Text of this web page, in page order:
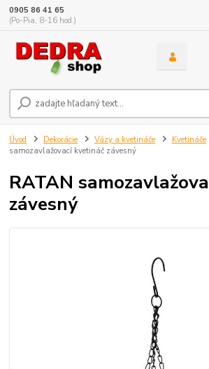
0905 86 41 65
(Po-Pia, 8-16 hod.)
Úvod Dekorácie Vázy a kvetináče Kvetináče
samozavlažovací kvetináč závesný
RATAN
závesný